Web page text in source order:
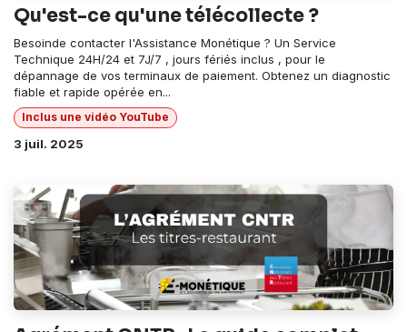
Qu'est-ce qu'une télécollecte ?
Besoinde contacter l'Assistance Monétique ? Un Service
Technique 24H/24 et 7J/7 , jours fériés inclus , pour le
dépannage de vos terminaux de paiement. Obtenez un diagnostic
fiable et rapide opérée en...
Inclus une vidéo YouTube
3 juil. 2025